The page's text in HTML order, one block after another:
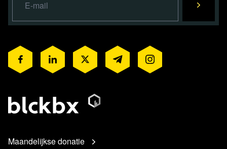
Maandelijkse donatie